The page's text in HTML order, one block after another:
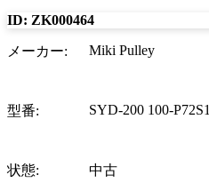
ID: ZK000464
メーカー: Miki Pulley
型番: SYD-200 100-P72S1
状態: 中古